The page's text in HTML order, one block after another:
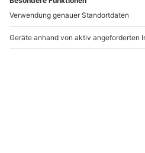
Kitzingen
1 Person
99,90 €